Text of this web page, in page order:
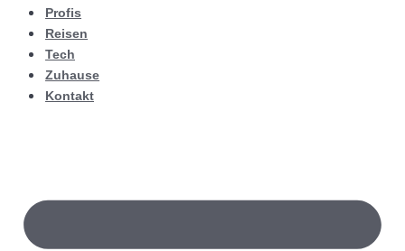
Profis
Reisen
Tech
Zuhause
Kontakt